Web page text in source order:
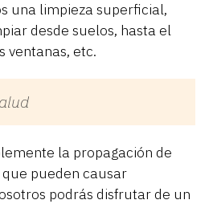
una limpieza superficial,
desde suelos, hasta el
ventanas, etc.
la propagación de
pueden causar
podrás disfrutar de un